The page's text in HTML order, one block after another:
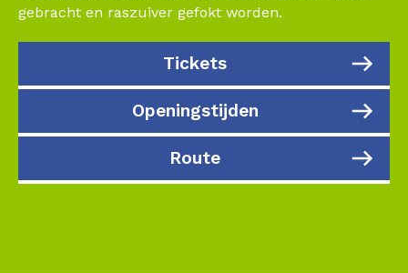
gebracht en raszuiver gefokt worden.
Tickets
Openingstijden
Route